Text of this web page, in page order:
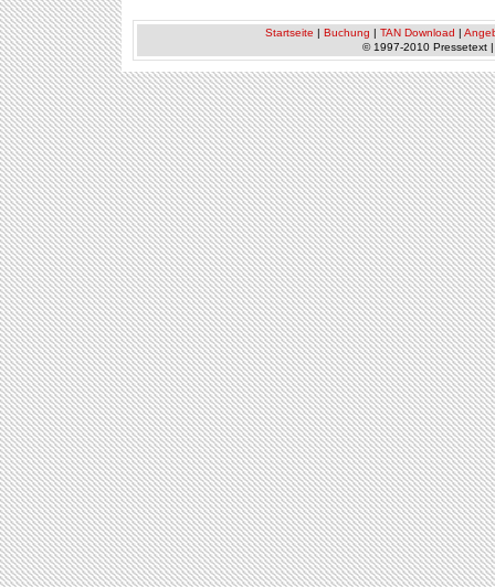
Startseite | Buchung | TAN Download |
© 1997-2010 Pressetext